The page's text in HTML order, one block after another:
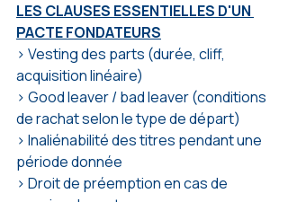
LES CLAUSES ESSENTIELLES D'UN
PACTE FONDATEURS
> Vesting des parts (durée, cliff,
acquisition linéaire)
> Good leaver / bad leaver (conditions
de rachat selon le type de départ)
> Inaliénabilité des titres pendant une
période donnée
> Droit de préemption en cas de